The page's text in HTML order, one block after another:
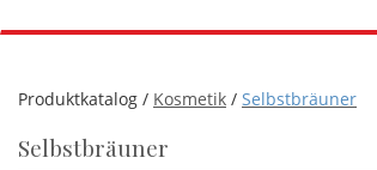
Produktkatalog / Kosmetik / Selbstbräuner
Selbstbräuner